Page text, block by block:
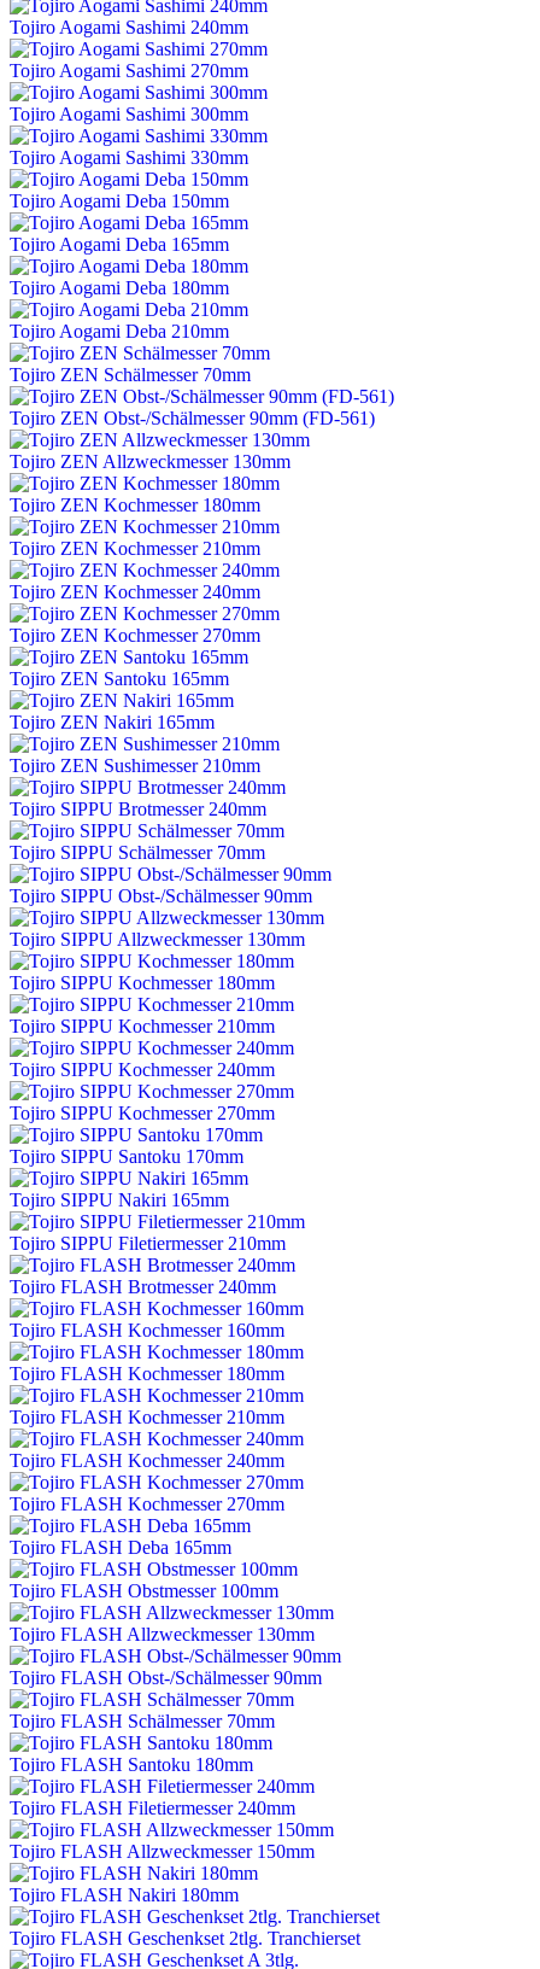
Tojiro Aogami Sashimi 240mm
Tojiro Aogami Sashimi 270mm
Tojiro Aogami Sashimi 300mm
Tojiro Aogami Sashimi 330mm
Tojiro Aogami Deba 150mm
Tojiro Aogami Deba 165mm
Tojiro Aogami Deba 180mm
Tojiro Aogami Deba 210mm
Tojiro ZEN Schälmesser 70mm
Tojiro ZEN Obst-/Schälmesser 90mm (FD-561)
Tojiro ZEN Allzweckmesser 130mm
Tojiro ZEN Kochmesser 180mm
Tojiro ZEN Kochmesser 210mm
Tojiro ZEN Kochmesser 240mm
Tojiro ZEN Kochmesser 270mm
Tojiro ZEN Santoku 165mm
Tojiro ZEN Nakiri 165mm
Tojiro ZEN Sushimesser 210mm
Tojiro SIPPU Brotmesser 240mm
Tojiro SIPPU Schälmesser 70mm
Tojiro SIPPU Obst-/Schälmesser 90mm
Tojiro SIPPU Allzweckmesser 130mm
Tojiro SIPPU Kochmesser 180mm
Tojiro SIPPU Kochmesser 210mm
Tojiro SIPPU Kochmesser 240mm
Tojiro SIPPU Kochmesser 270mm
Tojiro SIPPU Santoku 170mm
Tojiro SIPPU Nakiri 165mm
Tojiro SIPPU Filetiermesser 210mm
Tojiro FLASH Brotmesser 240mm
Tojiro FLASH Kochmesser 160mm
Tojiro FLASH Kochmesser 180mm
Tojiro FLASH Kochmesser 210mm
Tojiro FLASH Kochmesser 240mm
Tojiro FLASH Kochmesser 270mm
Tojiro FLASH Deba 165mm
Tojiro FLASH Obstmesser 100mm
Tojiro FLASH Allzweckmesser 130mm
Tojiro FLASH Obst-/Schälmesser 90mm
Tojiro FLASH Schälmesser 70mm
Tojiro FLASH Santoku 180mm
Tojiro FLASH Filetiermesser 240mm
Tojiro FLASH Allzweckmesser 150mm
Tojiro FLASH Nakiri 180mm
Tojiro FLASH Geschenkset 2tlg. Tranchierset